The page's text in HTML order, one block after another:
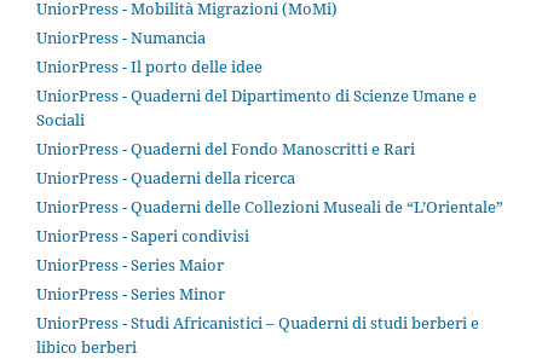
UniorPress - Mobilità Migrazioni (MoMi)
UniorPress - Numancia
UniorPress - Il porto delle idee
UniorPress - Quaderni del Dipartimento di Scienze Umane e
Sociali
UniorPress - Quaderni del Fondo Manoscritti e Rari
UniorPress - Quaderni della ricerca
UniorPress - Quaderni delle Collezioni Museali de “L’Orientale”
UniorPress - Saperi condivisi
UniorPress - Series Maior
UniorPress - Series Minor
UniorPress - Studi Africanistici – Quaderni di studi berberi e
libico berberi